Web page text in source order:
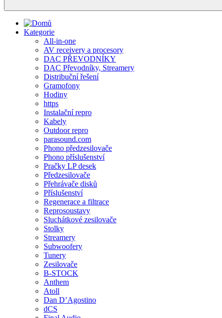
Kategorie
All-in-one
AV receivery a procesory
DAC PŘEVODNÍKY
DAC Převodníky, Streamery
Distribuční řešení
Gramofony
Hodiny
https
Instalační repro
Kabely
Outdoor repro
parasound.com
Phono předzesilovače
Phono příslušenství
Pračky LP desek
Předzesilovače
Přehrávače disků
Příslušenství
Regenerace a filtrace
Reprosoustavy
Sluchátkové zesilovače
Stolky
Streamery
Subwoofery
Tunery
Zesilovače
B-STOCK
Anthem
Atoll
Dan D’Agostino
dCS